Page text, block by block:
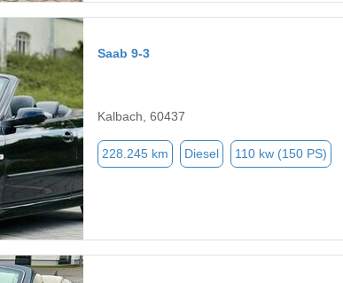
Saab 9-3
Kalbach, 60437
228.245 km Diesel 110 kw (150 PS)